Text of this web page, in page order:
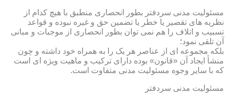
مسئولیت مدنی سردفتر بطور انحصاری منطبق با هیچ کدام از
نظریه های تقصیر یا خطر یا تضمین حق و غیره نبوده و قواعد
تسبیب و اتلاف را هم نمی توان بطور انحصاری از موجبات و مبانی
آن تلقی نمود؛
بلکه مجموعه ای از عناصر هر یک را به همراه خود داشته و چون
منشأ ایجاد آن «قانون» بوده دارای ترکیب و ماهیت ویژه ای است
که با سایر وجوه مسئولیت مدنی متفاوت است.
مسئولیت مدنی سردفتر